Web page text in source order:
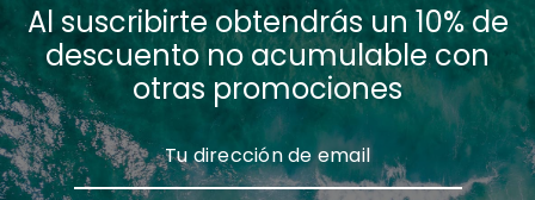
Al suscribirte obtendrás un 10% de
descuento no acumulable con
otras promociones